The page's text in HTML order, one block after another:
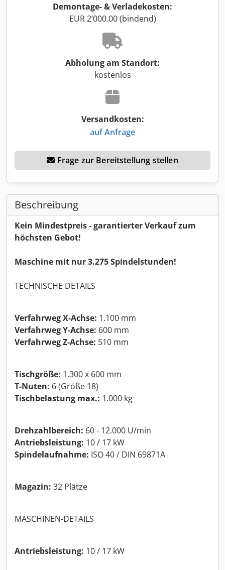
Demontage- & Verladekosten:
EUR 2’000.00 (bindend)
Abholung am Standort:
kostenlos
Versandkosten:
auf Anfrage
Frage zur Bereitstellung stellen
Beschreibung
Kein Mindestpreis - garantierter Verkauf zum
höchsten Gebot!
Maschine mit nur 3.275 Spindelstunden!
TECHNISCHE DETAILS
Verfahrweg X-Achse: 1.100 mm
Verfahrweg Y-Achse: 600 mm
Verfahrweg Z-Achse: 510 mm
Tischgröße: 1.300 x 600 mm
T-Nuten: 6 (Größe 18)
Tischbelastung max.: 1.000 kg
Drehzahlbereich: 60 - 12.000 U/min
Antriebsleistung: 10 / 17 kW
Spindelaufnahme: ISO 40 / DIN 69871A
Magazin: 32 Plätze
MASCHINEN-DETAILS
Antriebsleistung: 10 / 17 kW